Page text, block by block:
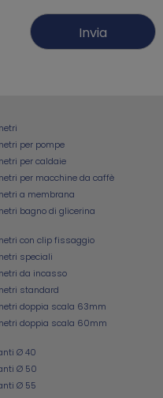
per pompe
per caldaie
per macchine da caffè
a membrana
bagno di glicerina
con clip fissaggio
speciali
da incasso
standard
doppia scala 63mm
doppia scala 60mm
Ø 40
Ø 50
Ø 55